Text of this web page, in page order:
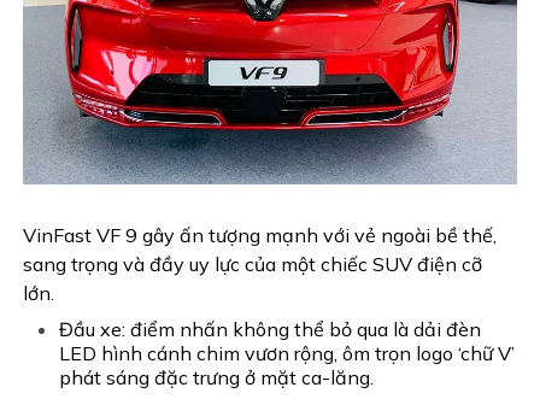
VinFast VF 9 gây ấn tượng mạnh với vẻ ngoài bề thế,
sang trọng và đầy uy lực của một chiếc SUV điện cỡ
lớn.
Đầu xe: điểm nhấn không thể bỏ qua là dải đèn
LED hình cánh chim vươn rộng, ôm trọn logo ‘chữ V’
phát sáng đặc trưng ở mặt ca-lăng.